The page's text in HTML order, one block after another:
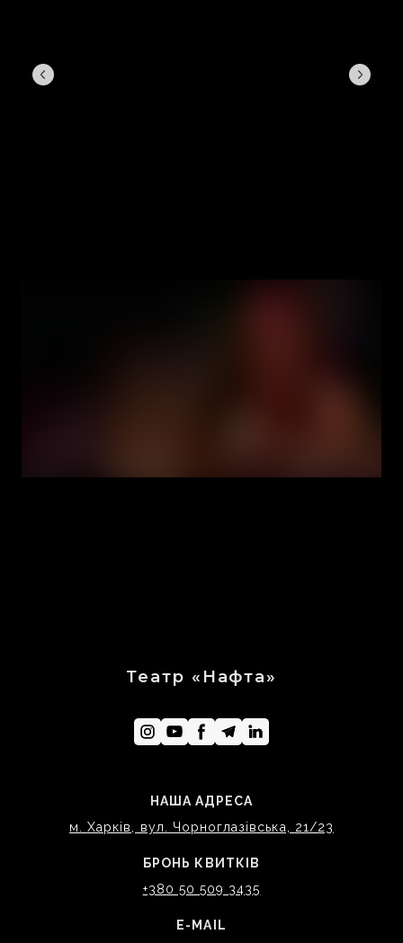
Театр «Нафта»
НАША АДРЕСА
м. Харків, вул. Чорноглазівська, 21/23
БРОНЬ КВИТКІВ
+380 50 509 3435
E-MAIL